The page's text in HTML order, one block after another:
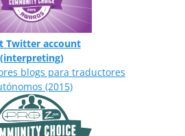
Twitter account
(interpreting)